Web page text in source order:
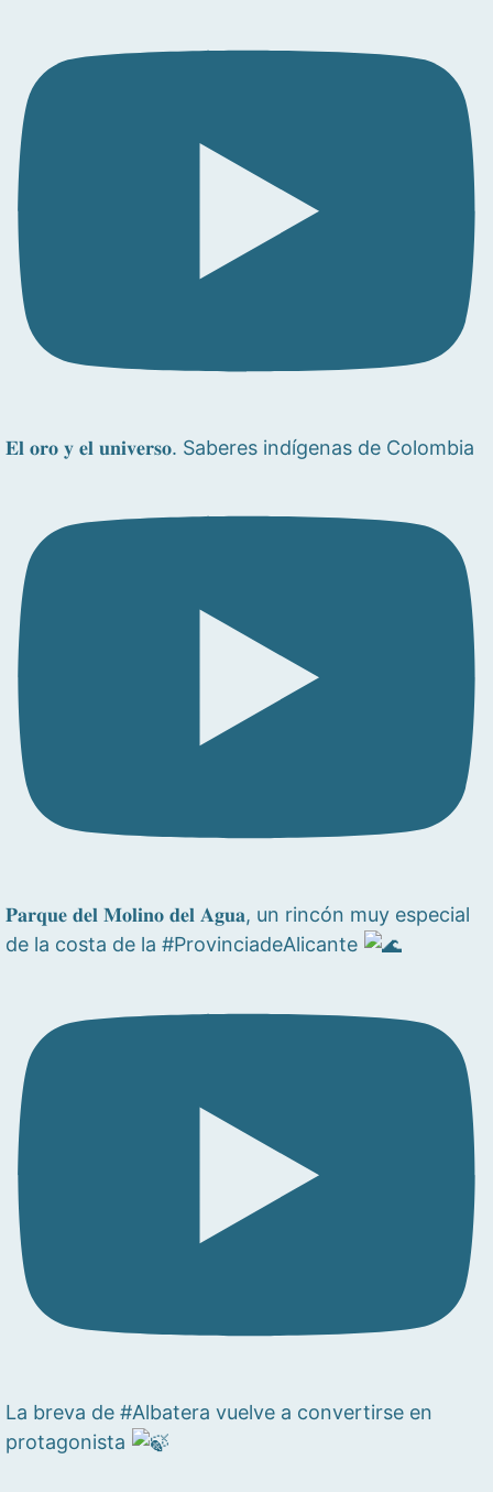
𝐄𝐥 𝐨𝐫𝐨 𝐲 𝐞𝐥 𝐮𝐧𝐢𝐯𝐞𝐫𝐬𝐨. Saberes indígenas de Colombia
𝐏𝐚𝐫𝐪𝐮𝐞 𝐝𝐞𝐥 𝐌𝐨𝐥𝐢𝐧𝐨 𝐝𝐞𝐥 𝐀𝐠𝐮𝐚, un rincón muy especial
de la costa de la #ProvinciadeAlicante
La breva de #Albatera vuelve a convertirse en
protagonista